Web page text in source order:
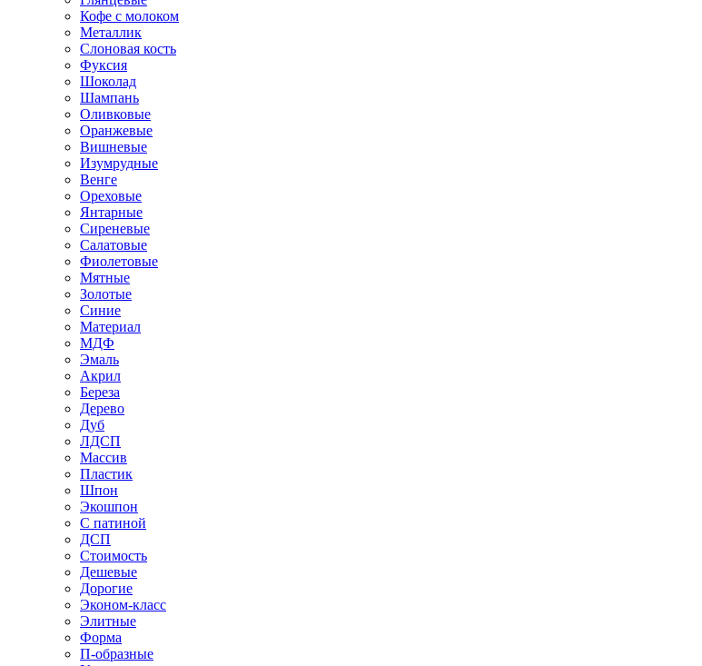
Кофе с молоком
Металлик
Слоновая кость
Фуксия
Шоколад
Шампань
Оливковые
Оранжевые
Вишневые
Изумрудные
Венге
Ореховые
Янтарные
Сиреневые
Салатовые
Фиолетовые
Мятные
Золотые
Синие
Материал
МДФ
Эмаль
Акрил
Береза
Дерево
Дуб
ЛДСП
Массив
Пластик
Шпон
Экошпон
С патиной
ДСП
Стоимость
Дешевые
Дорогие
Эконом-класс
Элитные
Форма
П-образные